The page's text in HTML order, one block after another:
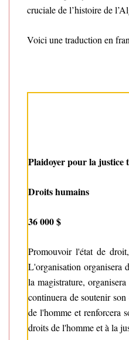
cruciale de l’histoire de
Voici une traduction en
Plaidoyer pour la justice
Droits humains
36 000 $
Promouvoir l'état de
L'organisation organisera
la magistrature,
continuera de soutenir
de l'homme et renforcera
droits de l'homme et à la